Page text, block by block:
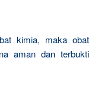
kimia, maka obat
aman dan terbukti